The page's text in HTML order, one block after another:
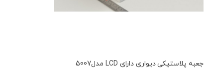
جعبه پلاستیکی دیواری دارای LCD مدل5007